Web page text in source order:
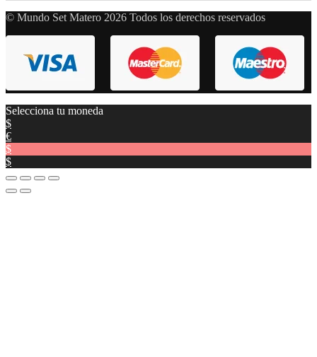
© Mundo Set Matero 2026 Todos los derechos reservados
Selecciona tu moneda
$
€
$
$